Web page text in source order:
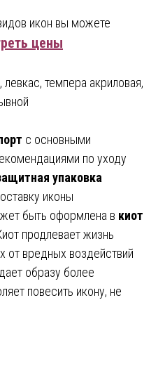
икон вы можете
цены
левкас, темпера акриловая,
с основными
по уходу
упаковка
иконы
быть оформлена в киот
продлевает жизнь
от вредных воздействий
образу более
повесить икону, не